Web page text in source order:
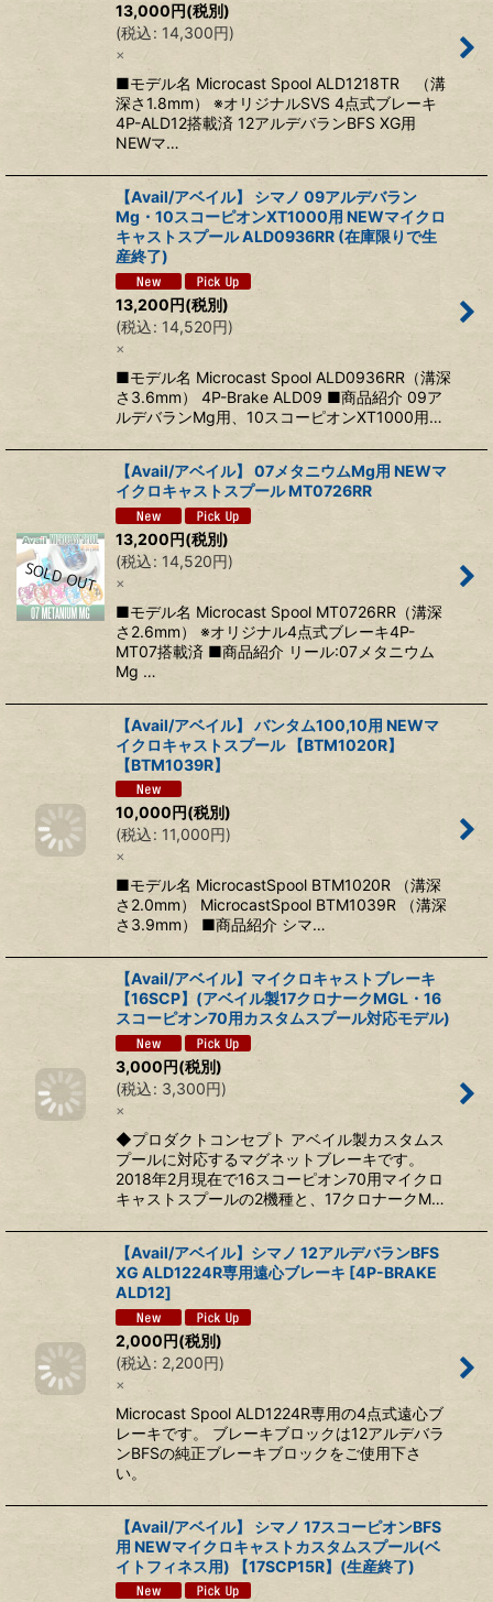
13,000円(税別)
(税込: 14,300円)
×
■モデル名 Microcast Spool ALD1218TR （溝
深さ1.8mm） ※オリジナルSVS 4点式ブレーキ
4P-ALD12搭載済 12アルデバランBFS XG用
NEWマ…
【Avail/アベイル】 シマノ 09アルデバラン
Mg・10スコーピオンXT1000用 NEWマイクロ
キャストスプール ALD0936RR (在庫限りで生
産終了)
13,200円(税別)
(税込: 14,520円)
×
■モデル名 Microcast Spool ALD0936RR（溝深
さ3.6mm） 4P-Brake ALD09 ■商品紹介 09ア
ルデバランMg用、10スコーピオンXT1000用…
【Avail/アベイル】 07メタニウムMg用 NEWマ
イクロキャストスプール MT0726RR
13,200円(税別)
(税込: 14,520円)
×
■モデル名 Microcast Spool MT0726RR（溝深
さ2.6mm） ※オリジナル4点式ブレーキ4P-
MT07搭載済 ■商品紹介 リール:07メタニウム
Mg …
【Avail/アベイル】 バンタム100,10用 NEWマ
イクロキャストスプール 【BTM1020R】
【BTM1039R】
10,000円(税別)
(税込: 11,000円)
×
■モデル名 MicrocastSpool BTM1020R （溝深
さ2.0mm） MicrocastSpool BTM1039R （溝深
さ3.9mm） ■商品紹介 シマ…
【Avail/アベイル】マイクロキャストブレーキ
【16SCP】(アベイル製17クロナークMGL・16
スコーピオン70用カスタムスプール対応モデル)
3,000円(税別)
(税込: 3,300円)
×
◆プロダクトコンセプト アベイル製カスタムス
プールに対応するマグネットブレーキです。
2018年2月現在で16スコーピオン70用マイクロ
キャストスプールの2機種と、17クロナークM…
【Avail/アベイル】シマノ 12アルデバランBFS
XG ALD1224R専用遠心ブレーキ [4P-BRAKE
ALD12]
2,000円(税別)
(税込: 2,200円)
×
Microcast Spool ALD1224R専用の4点式遠心ブ
レーキです。 ブレーキブロックは12アルデバラ
ンBFSの純正ブレーキブロックをご使用下さ
い。
【Avail/アベイル】 シマノ 17スコーピオンBFS
用 NEWマイクロキャストカスタムスプール(ベ
イトフィネス用) 【17SCP15R】(生産終了)